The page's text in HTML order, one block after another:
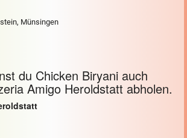
Münsingen
du Chicken Biryani auch
Amigo Heroldstatt abholen.